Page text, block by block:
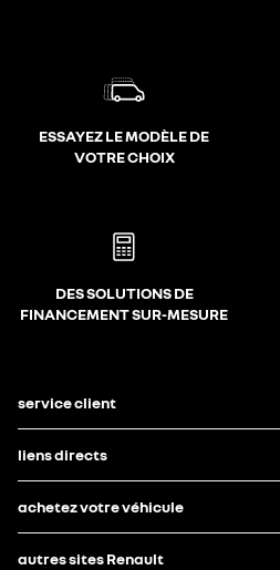
ESSAYEZ LE MODÈLE DE
VOTRE CHOIX
DES SOLUTIONS DE
FINANCEMENT SUR-MESURE
service client
liens directs
achetez votre véhicule
autres sites Renault